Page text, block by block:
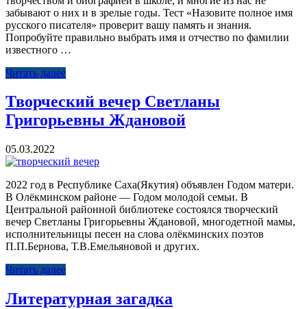
забывают о них и в зрелые годы. Тест «Назовите полное имя
русского писателя» проверит вашу память и знания.
Попробуйте правильно выбрать имя и отчество по фамилии
известного …
Читать далее
Творческий вечер Светланы
Григорьевны Ждановой
05.03.2022
2022 год в Республике Саха(Якутия) объявлен Годом матери.
В Олёкминском районе — Годом молодой семьи. В
Центральной районной библиотеке состоялся творческий
вечер Светланы Григорьевны Ждановой, многодетной мамы,
исполнительницы песен на слова олёкминских поэтов
П.П.Бернова, Т.В.Емельяновой и других.
Читать далее
Литературная загадка